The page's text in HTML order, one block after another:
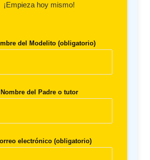
¡Empieza hoy mismo!
del Modelito (obligatorio)
Nombre del Padre o tutor
electrónico (obligatorio)